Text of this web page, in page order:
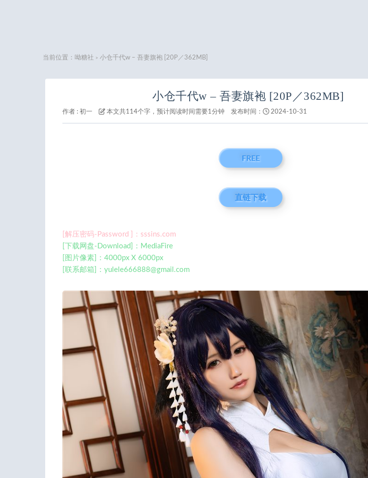
当前位置： 呦糖社 > 小仓千代w – 吾妻旗袍 [20P／362MB]
小仓千代w – 吾妻旗袍 [20P／362MB]
作者 : 初一 本文共114个字，预计阅读时间需要1分钟 发布时间： 2024-10-31
FREE
直链下载
[解压密码-Password ]：sssins.com
[下载网盘-Download]：MediaFire
[图片像素]：4000px X 6000px
[联系邮箱]： yulele666888@gmail.com